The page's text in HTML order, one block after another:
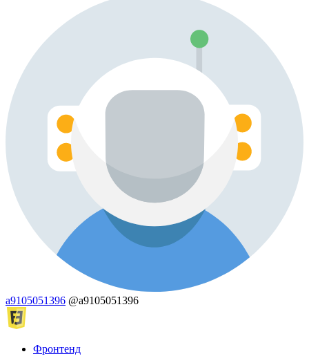
a9105051396 @a9105051396
Фронтенд